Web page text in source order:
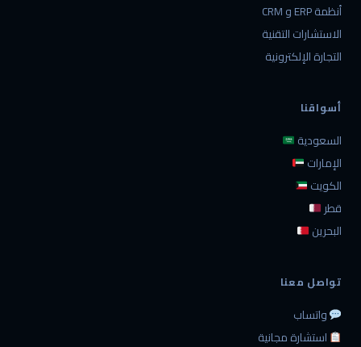
أنظمة ERP و CRM
الاستشارات التقنية
التجارة الإلكترونية
أسواقنا
السعودية
الإمارات
الكويت
قطر
البحرين
تواصل معنا
واتساب
استشارة مجانية